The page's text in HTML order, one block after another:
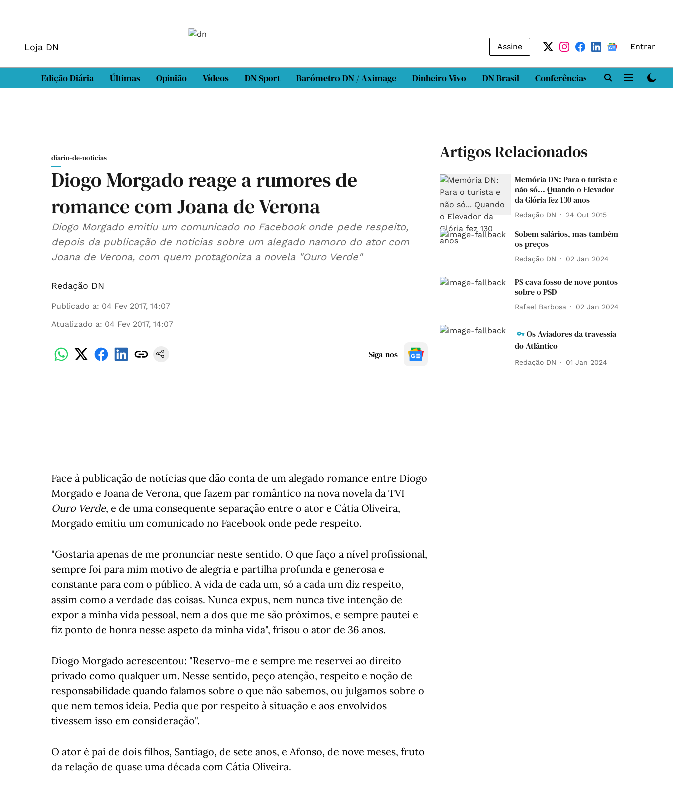
Loja DN Assine Entrar
Edição Diária Últimas Opinião Vídeos DN Sport Barómetro DN / Aximage Dinheiro Vivo DN Brasil Conferências DN LAB
diario-de-noticias
Diogo Morgado reage a rumores de
romance com Joana de Verona
Diogo Morgado emitiu um comunicado no Facebook onde pede respeito,
depois da publicação de notícias sobre um alegado namoro do ator com
Joana de Verona, com quem protagoniza a novela "Ouro Verde"
Redação DN
Publicado a: 04 Fev 2017, 14:07
Atualizado a: 04 Fev 2017, 14:07
Siga-nos
Face à publicação de notícias que dão conta de um alegado romance entre Diogo
Morgado e Joana de Verona, que fazem par romântico na nova novela da TVI
Ouro Verde, e de uma consequente separação entre o ator e Cátia Oliveira,
Morgado emitiu um comunicado no Facebook onde pede respeito.
"Gostaria apenas de me pronunciar neste sentido. O que faço a nível profissional,
sempre foi para mim motivo de alegria e partilha profunda e generosa e
constante para com o público. A vida de cada um, só a cada um diz respeito,
assim como a verdade das coisas. Nunca expus, nem nunca tive intenção de
expor a minha vida pessoal, nem a dos que me são próximos, e sempre pautei e
fiz ponto de honra nesse aspeto da minha vida", frisou o ator de 36 anos.
Diogo Morgado acrescentou: "Reservo-me e sempre me reservei ao direito
privado como qualquer um. Nesse sentido, peço atenção, respeito e noção de
responsabilidade quando falamos sobre o que não sabemos, ou julgamos sobre o
que nem temos ideia. Pedia que por respeito à situação e aos envolvidos
tivessem isso em consideração".
O ator é pai de dois filhos, Santiago, de sete anos, e Afonso, de nove meses, fruto
da relação de quase uma década com Cátia Oliveira.
Artigos Relacionados
Memória DN: Para o turista e
não só... Quando o Elevador
da Glória fez 130 anos
Redação DN 24 Out 2015
Sobem salários, mas também
os preços
Redação DN 02 Jan 2024
PS cava fosso de nove pontos
sobre o PSD
Rafael Barbosa 02 Jan 2024
Os Aviadores da travessia
do Atlântico
Redação DN 01 Jan 2024